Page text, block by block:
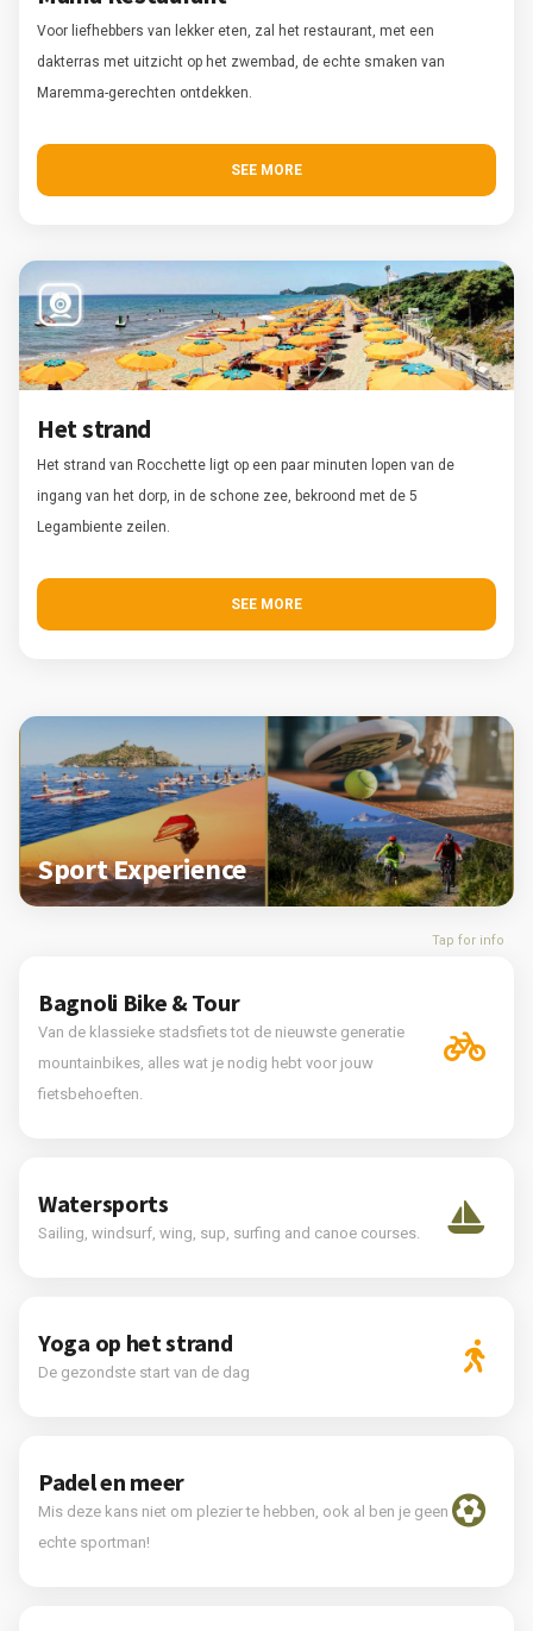
Voor liefhebbers van lekker eten, zal het restaurant, met een
dakterras met uitzicht op het zwembad, de echte smaken van
Maremma-gerechten ontdekken.
SEE MORE
Het strand
Het strand van Rocchette ligt op een paar minuten lopen van de
ingang van het dorp, in de schone zee, bekroond met de 5
Legambiente zeilen.
SEE MORE
Sport Experience
Tap for info
Bagnoli Bike & Tour
Van de klassieke stadsfiets tot de nieuwste generatie
mountainbikes, alles wat je nodig hebt voor jouw
fietsbehoeften.
Watersports
Sailing, windsurf, wing, sup, surfing and canoe courses.
Yoga op het strand
De gezondste start van de dag
Padel en meer
Mis deze kans niet om plezier te hebben, ook al ben je geen
echte sportman!